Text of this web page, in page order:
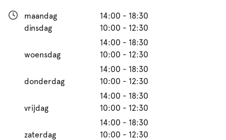
maandag
14:00 - 18:30
dinsdag
10:00 - 12:30
14:00 - 18:30
woensdag
10:00 - 12:30
14:00 - 18:30
donderdag
10:00 - 12:30
14:00 - 18:30
vrijdag
10:00 - 12:30
14:00 - 18:30
zaterdag
10:00 - 12:30